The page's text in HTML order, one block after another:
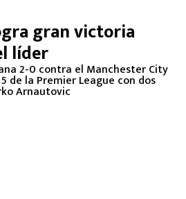
Santiago Giménez
gran victoria
líder
2-0 contra el Manchester City
de la Premier League con dos
Arnautovic